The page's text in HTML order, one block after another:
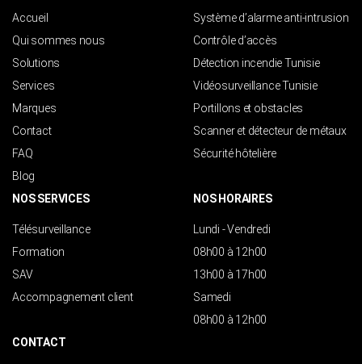
Accueil
Qui sommes nous
Solutions
Services
Marques
Contact
FAQ
Blog
Système d’alarme anti-intrusion
Contrôle d’accès
Détection incendie Tunisie
Vidéosurveillance Tunisie
Portillons et obstacles
Scanner et détecteur de métaux
Sécurité hôtelière
NOS SERVICES
Télésurveillance
Formation
SAV
Accompagnement client
NOS HORAIRES
Lundi - Vendredi
08h00 à 12h00
13h00 à 17h00
Samedi
08h00 à 12h00
CONTACT